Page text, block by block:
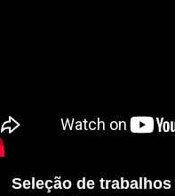
Seleção de trabalhos